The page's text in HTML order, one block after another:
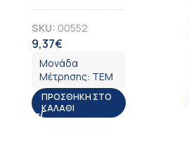
SKU: 00552
9,37€
Μονάδα
Μέτρησης: ΤΕΜ
ΠΡΟΣΘΉΚΗ ΣΤΟ
ΚΑΛΆΘΙ